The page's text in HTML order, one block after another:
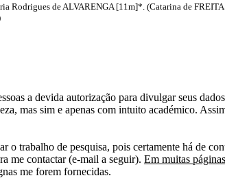
Rodrigues de ALVARENGA [11m]*. (Catarina de
a devida autorização para divulgar seus
mas sim e apenas com intuito académico.
o trabalho de pesquisa, pois certamente há de
me contactar (e-mail a seguir). Em muitas
me forem fornecidas.